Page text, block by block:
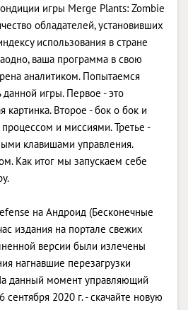
игры Merge Plants: Zombie
обладателей, установивших
использования в стране
ваша программа в свою
аналитиком. Попытаемся
данной игры. Первое - это
картинка. Второе - бок о бок и
и миссиями. Третье -
клавишами управления.
Как итог мы запускаем себе
на Андроид (Бесконечные
издания на портале свежих
версии были излечены
нагнавшие перезагрузки
данный момент управляющий
2020 г. - скачайте новую